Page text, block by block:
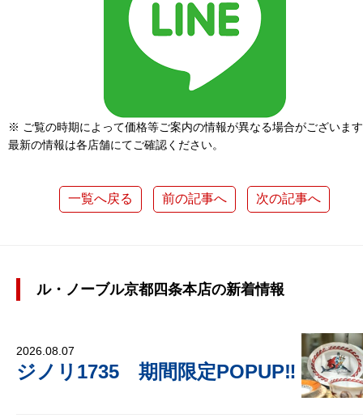
※ ご覧の時期によって価格等ご案内の情報が異なる場合がございま
最新の情報は各店舗にてご確認ください。
一覧へ戻る 前の記事へ 次の記事へ
ル・ノーブル京都四条本店の新着情報
2026.08.07
ジノリ1735 期間限定POPUP‼